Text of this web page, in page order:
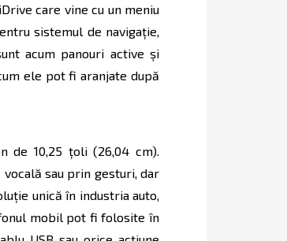
care vine cu un meniu
sistemul de navigaţie,
acum panouri active şi
ele pot fi aranjate după
de 10,25 ţoli (26,04 cm).
sau prin gesturi, dar
unică în industria auto,
mobil pot fi folosite în